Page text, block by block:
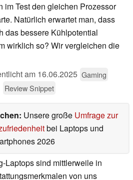
im Test den gleichen Prozessor
Natürlich erwartet man, dass
das bessere Kühlpotential
wirklich so? Wir vergleichen die
am 16.06.2025 Gaming
Review Snippet
Unsere große Umfrage zur
bei Laptops und
2026
Laptops sind mittlerweile in
von uns